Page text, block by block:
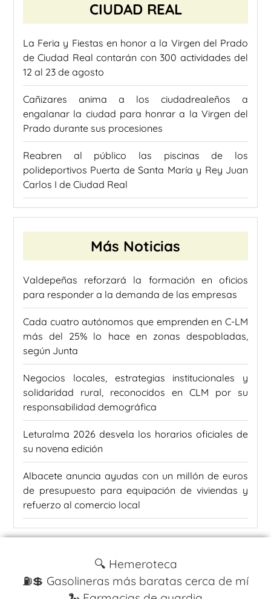
CIUDAD REAL
La Feria y Fiestas en honor a la Virgen del Prado
de Ciudad Real contarán con 300 actividades del
12 al 23 de agosto
Cañizares anima a los ciudadrealeños a
engalanar la ciudad para honrar a la Virgen del
Prado durante sus procesiones
Reabren al público las piscinas de los
polideportivos Puerta de Santa María y Rey Juan
Carlos I de Ciudad Real
Más Noticias
Valdepeñas reforzará la formación en oficios
para responder a la demanda de las empresas
Cada cuatro autónomos que emprenden en C-LM
más del 25% lo hace en zonas despobladas,
según Junta
Negocios locales, estrategias institucionales y
solidaridad rural, reconocidos en CLM por su
responsabilidad demográfica
Leturalma 2026 desvela los horarios oficiales de
su novena edición
Albacete anuncia ayudas con un millón de euros
de presupuesto para equipación de viviendas y
refuerzo al comercio local
🔍 Hemeroteca
⛽️💲 Gasolineras más baratas cerca de mí